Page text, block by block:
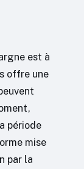
est à
offre une
période
mise
par la